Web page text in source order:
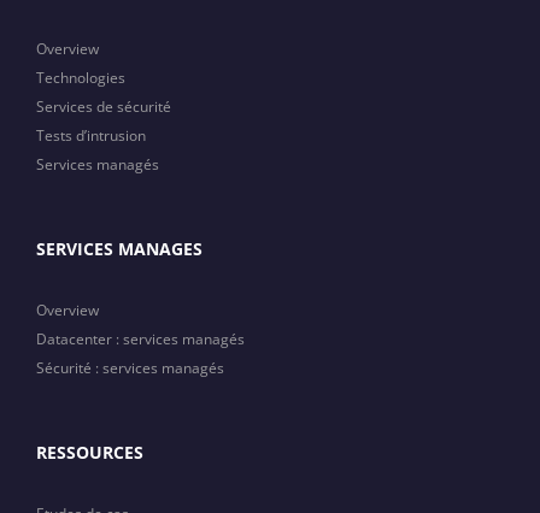
Overview
Technologies
Services de sécurité
Tests d’intrusion
Services managés
SERVICES MANAGES
Overview
Datacenter : services managés
Sécurité : services managés
RESSOURCES